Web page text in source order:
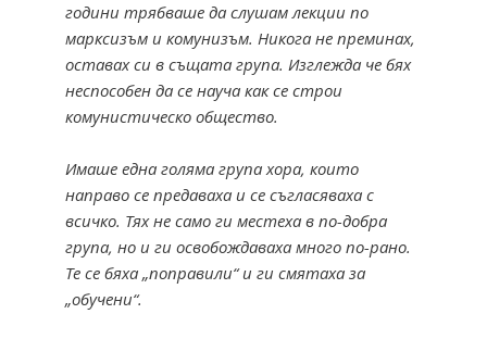
години трябваше да слушам лекции по
марксизъм и комунизъм. Никога не преминах,
оставах си в същата група. Изглежда че бях
неспособен да се науча как се строи
комунистическо общество.
Имаше една голяма група хора, които
направо се предаваха и се съгласяваха с
всичко. Тях не само ги местеха в по-добра
група, но и ги освобождаваха много по-рано.
Те се бяха „поправили“ и ги смятаха за
„обучени“.